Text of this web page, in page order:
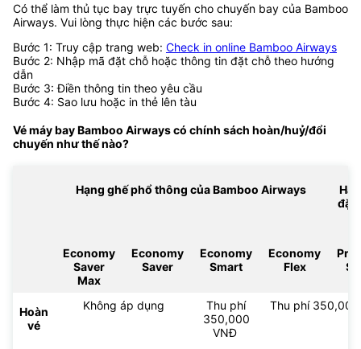
Có thể làm thủ tục bay trực tuyến cho chuyến bay của Bamboo
Airways. Vui lòng thực hiện các bước sau:
Bước 1: Truy cập trang web: Check in online Bamboo Airways
Bước 2: Nhập mã đặt chỗ hoặc thông tin đặt chỗ theo hướng
dẫn
Bước 3: Điền thông tin theo yêu cầu
Bước 4: Sao lưu hoặc in thẻ lên tàu
Vé máy bay Bamboo Airways có chính sách hoàn/huỷ/đổi
chuyến như thế nào?
Hạng ghế phổ thông của Bamboo Airways
đặc
Economy
Saver
Max
Economy
Saver
Economy
Smart
Economy
Flex
Hoàn
vé
Không áp dụng
Thu phí
350,000
VNĐ
Thu phí